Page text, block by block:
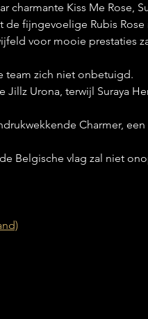
charmante Kiss Me Rose,
fijngevoelige Rubis Rose
voor mooie prestaties
team zich niet onbetuigd.
Urona, terwijl Suraya
Charmer,
Belgische vlag zal niet